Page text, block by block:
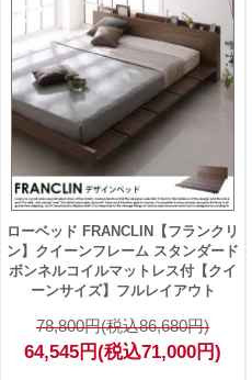
18
ローベッド FRANCLIN【フランクリ
ン】クイーンフレーム スタンダード
ボンネルコイルマットレス付【クイ
ーンサイズ】フルレイアウト
78,800円(税込86,680円)
64,545円(税込71,000円)